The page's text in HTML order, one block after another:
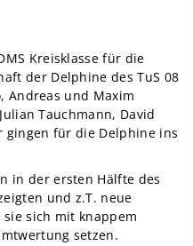
Kreisklasse für die
der Delphine des TuS 08
Andreas und Maxim
Tauchmann, David
gingen für die Delphine ins
in der ersten Hälfte des
und z.T. neue
sich mit knappem
setzen.